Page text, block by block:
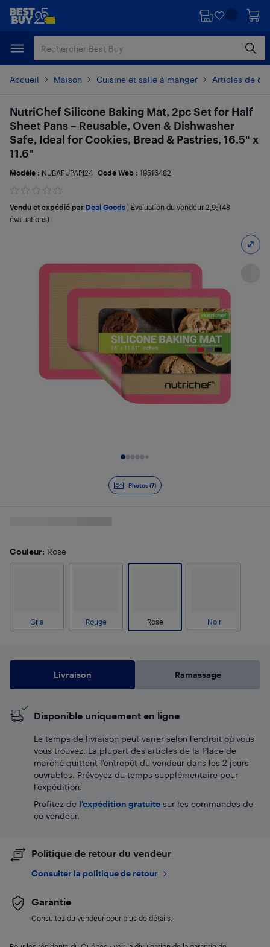
Passer
principal
Passer
Accueil Maison Cuisine et salle à manger Articles de
Photos (7)
NutriChef Silicone Baking Mat, 2pc Set for Half
Sheet Pans – Reusable, Oven & Dishwasher
Safe, Ideal for Cookies, Bread & Pastries, 16.5" x
11.6"
Modèle : NUBAFUPAPI24 Code Web : 19516482
Vendu et expédié par Deal Goods Évaluation du vendeur 2,9; (48
évaluations)
Couleur: Rose
Gris Rouge Rose Noir
Livraison Ramassage
Disponible uniquement en ligne
Le temps de livraison peut varier selon l'endroit où vous
vous trouvez. La plupart des articles de la Place de
marché quittent l’entrepôt du vendeur dans les 2 jours
ouvrables. Prévoyez du temps supplémentaire pour
l’expédition.
Profitez de l'expédition gratuite sur les commandes de
ce vendeur.
Politique de retour du vendeur
Consulter la politique de retour
Garantie
Consultez du vendeur pour plus de détails.